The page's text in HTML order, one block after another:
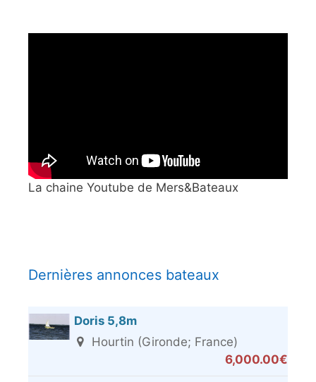
La chaine Youtube de Mers&Bateaux
Dernières annonces bateaux
Doris 5,8m
Hourtin (Gironde; France)
6,000.00€